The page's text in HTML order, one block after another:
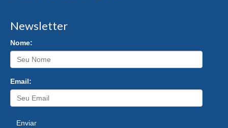
Newsletter
Nome:
Email:
Enviar